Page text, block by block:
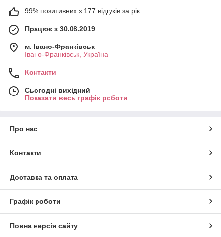
99% позитивних з 177 відгуків за рік
Працює з 30.08.2019
м. Івано-Франківськ
Івано-Франківськ, Україна
Контакти
Сьогодні вихідний
Показати весь графік роботи
Про нас
Контакти
Доставка та оплата
Графік роботи
Повна версія сайту